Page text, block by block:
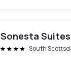
Sonesta
South